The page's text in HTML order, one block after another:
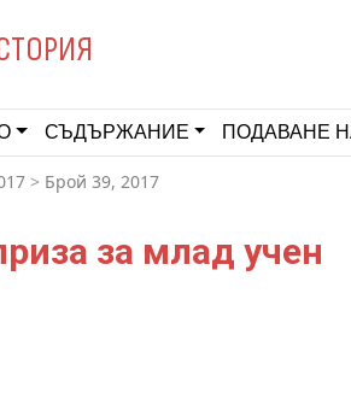
СЪДЪРЖАНИЕ ПОДАВАНЕ
> Брой 39, 2017
за млад учен